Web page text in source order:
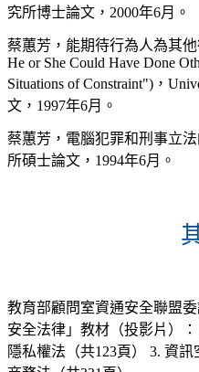
究所博士論文，2000年6月。
蔡蕙芳，能期待行為人為其
He or She Could Have Done
Situations of Constraint")，
文，1997年6月。
蔡蕙芳，電腦犯罪和刑事立
所碩士論文，1994年6月。
教育部顧問室資通安全聯盟
安全法律」教材（投影片）
隱私權法（共123頁） 3. 資